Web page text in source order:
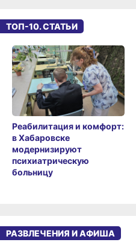
ТОП-10. СТАТЬИ
Реабилитация и комфорт:
в Хабаровске
модернизируют
психиатрическую
больницу
РАЗВЛЕЧЕНИЯ И АФИША